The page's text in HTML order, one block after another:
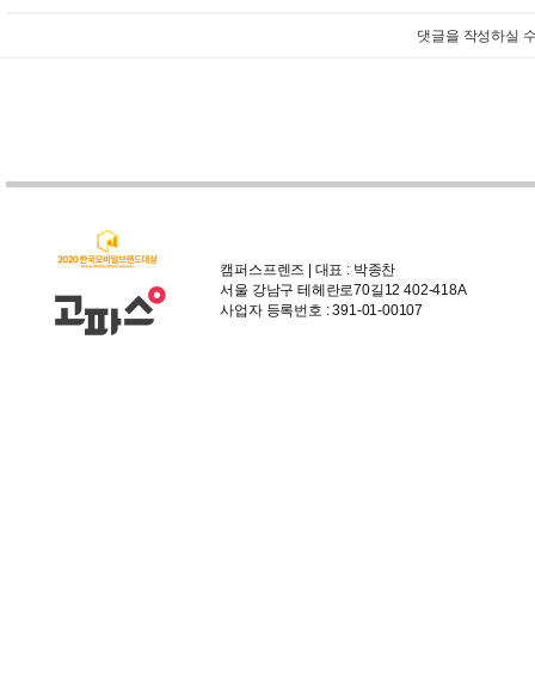
댓글을 작성하실
캠퍼스프렌즈 | 대표 : 박종찬
서울 강남구 테헤란로70길12 402-418A
사업자 등록번호 : 391-01-00107